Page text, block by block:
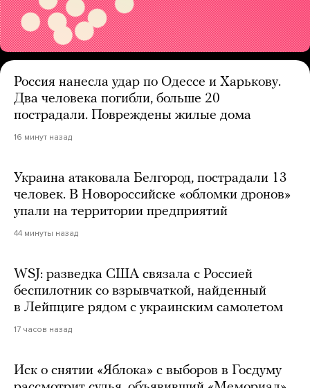
Россия нанесла удар по Одессе и Харькову.
Два человека погибли, больше 20
пострадали. Повреждены жилые дома
16 минут назад
Украина атаковала Белгород, пострадали 13
человек. В Новороссийске «обломки дронов»
упали на территории предприятий
44 минуты назад
WSJ: разведка США связала с Россией
беспилотник со взрывчаткой, найденный
в Лейпциге рядом с украинским самолетом
17 часов назад
Иск о снятии «Яблока» с выборов в Госдуму